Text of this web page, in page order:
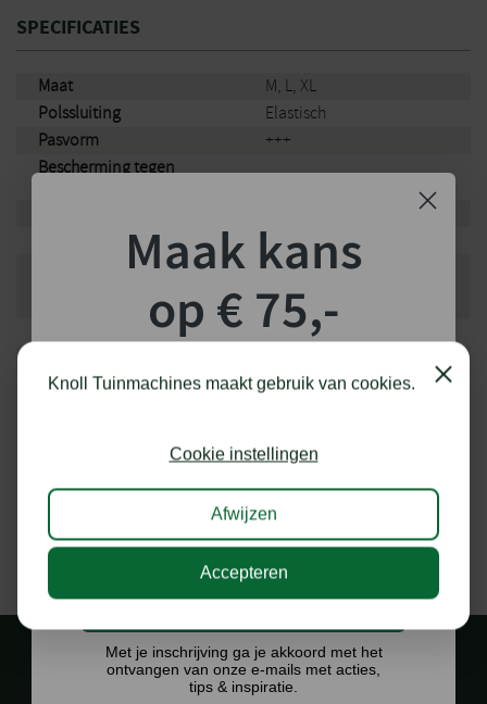
Ademend door delen zonder coating
SPECIFICATIES
Maat
M, L, XL
Polssluiting
Elastisch
Pasvorm
+++
Bescherming tegen
–
Gripgevoeligheid
+++
Prestatiniveau EN 388
Handschoenen
Knoll Tuinmachines maakt gebruik van cookies. Close
Cookie instellingen
Afwijzen
Accepteren
Maak kans
op € 75,-
shoptegoed!
kans op €75,- te besteden op onze webshop.
Ik doe graag mee!
Met je inschrijving ga je akkoord met het
ontvangen van onze e-mails met acties,
tips & inspiratie.